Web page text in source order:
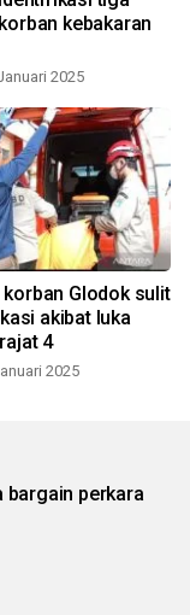
kebakaran
2025
Glodok sulit
akibat luka
4
2025
bargain perkara